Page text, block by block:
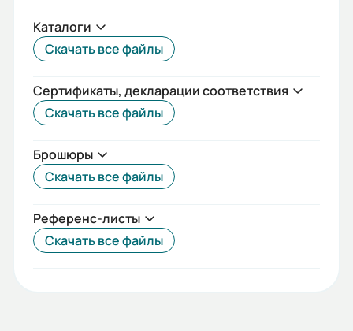
50
Момент затяжки (Н*м):
Стандарты:
МЭК 60947-2
Температурный диапазон:
От -40°C до +40°C
Исполнение:
Стационарное
Каталоги
Скачать все файлы
Сертификаты, декларации соответствия
Скачать все файлы
Брошюры
Скачать все файлы
Референс-листы
Скачать все файлы